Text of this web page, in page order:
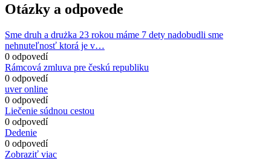
Otázky a odpovede
Sme druh a drużka 23 rokou máme 7 dety nadobudli sme
nehnuteľnosť ktorá je v…
0 odpovedí
Rámcová zmluva pre českú republiku
0 odpovedí
uver online
0 odpovedí
Liečenie súdnou cestou
0 odpovedí
Dedenie
0 odpovedí
Zobraziť viac